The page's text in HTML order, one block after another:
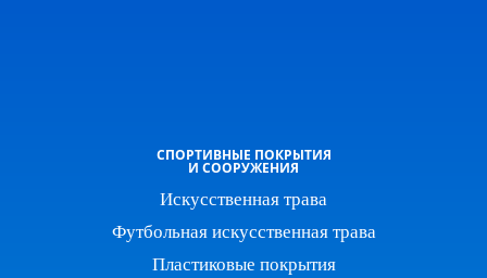
СПОРТИВНЫЕ ПОКРЫТИЯ
И СООРУЖЕНИЯ
Искусственная трава
Футбольная искусственная трава
Пластиковые покрытия